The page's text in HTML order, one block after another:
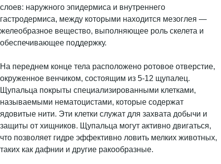
слоев: наружного эпидермиса и внутреннего
гастродермиса, между которыми находится мезоглея —
желеобразное вещество, выполняющее роль скелета и
обеспечивающее поддержку.
На переднем конце тела расположено ротовое отверстие,
окруженное венчиком, состоящим из 5-12 щупалец.
Щупальца покрыты специализированными клетками,
называемыми нематоцистами, которые содержат
ядовитые нити. Эти клетки служат для захвата добычи и
защиты от хищников. Щупальца могут активно двигаться,
что позволяет гидре эффективно ловить мелких животных,
таких как дафнии и другие ракообразные.